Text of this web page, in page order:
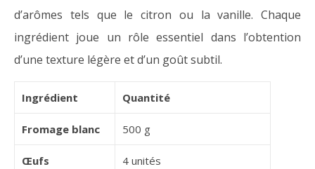
d’arômes tels que le citron ou la vanille. Chaque
ingrédient joue un rôle essentiel dans l’obtention
d’une texture légère et d’un goût subtil.
Ingrédient Quantité
Fromage blanc 500 g
Œufs 4 unités